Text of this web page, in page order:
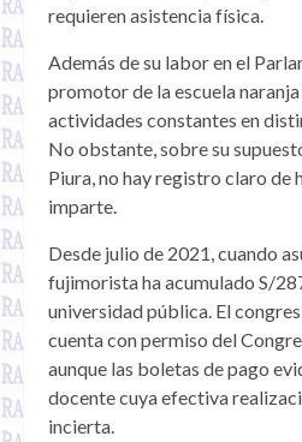
requieren asistencia física.
Además de su labor en el
promotor de la escuela
actividades constantes en
No obstante, sobre su
Piura, no hay registro claro de
imparte.
Desde julio de 2021, cuando
fujimorista ha acumulado S/
universidad pública. El
cuenta con permiso del
aunque las boletas de pago
docente cuya efectiva
incierta.